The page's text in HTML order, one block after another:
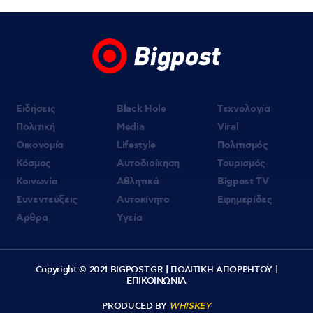
Ειδήσεις
Πολιτική
Οικονομία
Κόσμος
Κοινωνία
Συνεντεύξεις
Άρθρα
Black Hole
Media
Lifestyle
Αυτοδιοίκηση
Αθλητικά
Αυτοκίνητο
Υγεία
Τεχνολογία
Viral
Πολιτισμός
Τουρισμός
Bigpost TV
Εφημερίδες
Copyright © 2021 BIGPOST.GR | ΠΟΛΙΤΙΚΗ ΑΠΟΡΡΗΤΟΥ|
ΕΠΙΚΟΙΝΩΝΙΑ
PRODUCED BY WHISKEY